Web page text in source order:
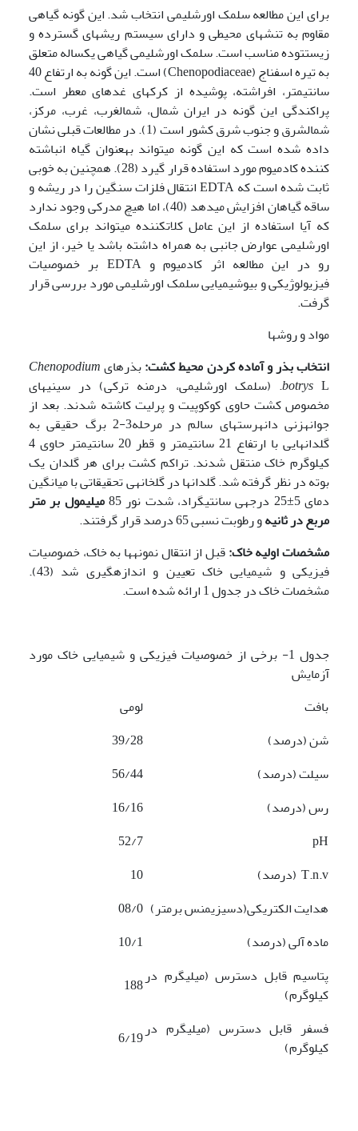
برای این مطالعه سلمک اورشلیمی انتخاب شد. این گونه گیاهی
مقاوم به تنش­های محیطی و دارای سیستم ریشه­ای گسترده و
زیست­توده مناسب است. سلمک اورشلیمی گیاهی یکساله متعلق
به تیره اسفناج (Chenopodiaceae) است. این گونه به ارتفاع 40
سانتی­متر، افراشته، پوشیده از کرک­های غده­ای معطر است.
پراکندگی این گونه در ایران شمال، شمال­غرب، غرب، مرکز،
شمال­شرق و جنوب شرق کشور است (1). در مطالعات قبلی نشان
داده شده است که این گونه می­تواند به­عنوان گیاه انباشته
کننده کادمیوم مورد استفاده قرار گیرد (28). همچنین به خوبی
ثابت شده است که EDTA انتقال فلزات سنگین را در ریشه و
ساقه گیاهان افزایش می­دهد (40)، اما هیچ مدرکی وجود ندارد
که آیا استفاده از این عامل کلات­کننده می­تواند برای سلمک
اورشلیمی عوارض جانبی به همراه داشته باشد یا خیر، از این
رو در این مطالعه اثر کادمیوم و EDTA بر خصوصیات
فیزیولوژیکی و بیوشیمیایی سلمک اورشلیمی مورد بررسی قرار
گرفت.
مواد و روشها
انتخاب بذر و آماده کردن محیط کشت:بذرهایChenopodium
botrysL. (سلمک اورشلیمی، درمنه ترکی) در سینی­های
مخصوص کشت حاوی کوکوپیت و پرلیت کاشته شدند. بعد از
جوانه­زنی دانه­رست­های سالم در مرحله3-2 برگ حقیقی به
گلدان­هایی با ارتفاع 21 سانتی­متر و قطر 20 سانتی­متر حاوی 4
کیلوگرم خاک منتقل شدند. تراکم کشت برای هر گلدان یک
بوته در نظر گرفته شد. گلدان­ها در گلخانه­ی تحقیقاتی با میانگین
دمای 5±25 درجه­ی سانتیگراد، شدت نور 85
میلی­مول بر متر
مربع در ثانیهو رطوبت نسبی 65 درصد قرار گرفتند.
مشخصات اولیه خاک:قبل از انتقال نمونه­ها به خاک، خصوصیات
فیزیکی و شیمیایی خاک تعیین و اندازه­گیری شد (43).
مشخصات خاک در جدول 1 ارائه شده است.
جدول 1- برخی از خصوصیات فیزیکی و شیمیایی خاک مورد
آزمایش
بافت
لومی
شن (درصد)
39/28
سیلت (درصد)
56/44
رس (درصد)
16/16
pH
52/7
T.n.v (درصد)
10
هدایت الکتریکی(دسی­زیمنس برمتر) 08/0
ماده آلی (درصد)
10/1
پتاسیم قابل دسترس (میلی­گرم در
کیلوگرم)
188
فسفر قابل دسترس (میلی­گرم در
کیلوگرم)
6/19